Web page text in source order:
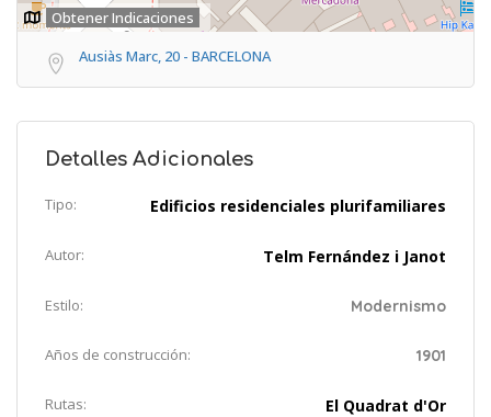
Obtener Indicaciones
Ausiàs Marc, 20 - BARCELONA
Detalles Adicionales
Tipo: Edificios residenciales plurifamiliares
Autor: Telm Fernández i Janot
Estilo: Modernismo
Años de construcción: 1901
Rutas: El Quadrat d'Or